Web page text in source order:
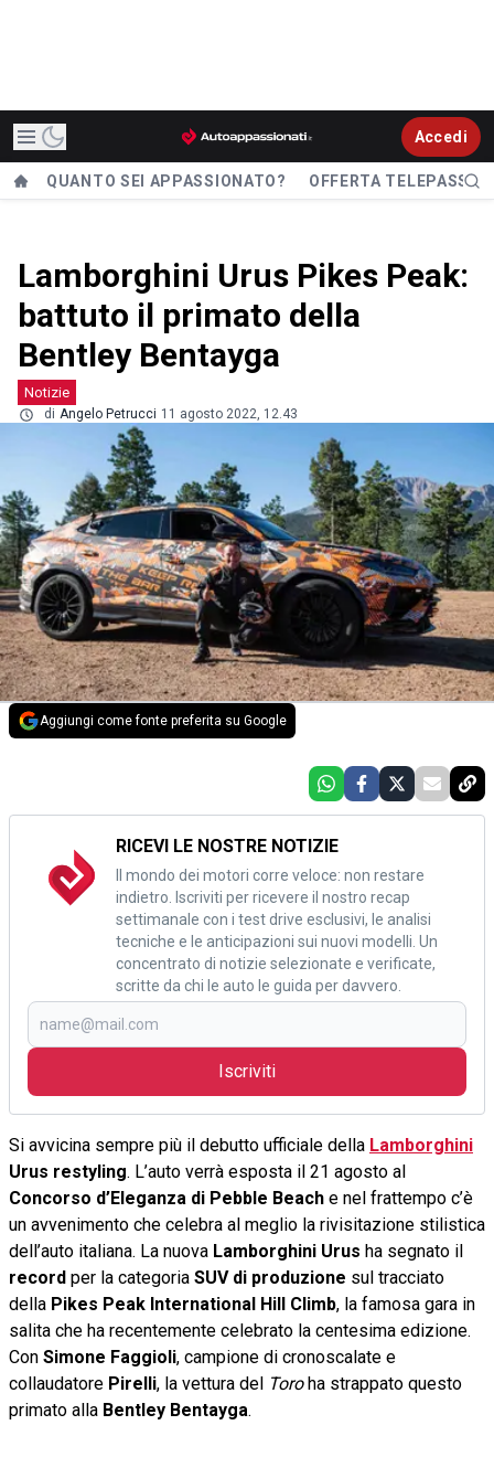
Accedi
QUANTO SEI APPASSIONATO? OFFERTA TELEPASS
Lamborghini Urus Pikes Peak:
battuto il primato della
Bentley Bentayga
Notizie
di Angelo Petrucci 11 agosto 2022, 12.43
Aggiungi come fonte preferita su Google
RICEVI LE NOSTRE NOTIZIE
Il mondo dei motori corre veloce: non restare
indietro. Iscriviti per ricevere il nostro recap
settimanale con i test drive esclusivi, le analisi
tecniche e le anticipazioni sui nuovi modelli. Un
concentrato di notizie selezionate e verificate,
scritte da chi le auto le guida per davvero.
Iscriviti
Si avvicina sempre più il debutto ufficiale della Lamborghini
Urus restyling. L’auto verrà esposta il 21 agosto al
Concorso d’Eleganza di Pebble Beach e nel frattempo c’è
un avvenimento che celebra al meglio la rivisitazione stilistica
dell’auto italiana. La nuova Lamborghini Urus ha segnato il
record per la categoria SUV di produzione sul tracciato
della Pikes Peak International Hill Climb, la famosa gara in
salita che ha recentemente celebrato la centesima edizione.
Con Simone Faggioli, campione di cronoscalate e
collaudatore Pirelli, la vettura del Toroha strappato questo
primato alla Bentley Bentayga.